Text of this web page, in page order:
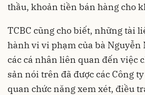
thầu, khoản tiền bán hàng cho
TCBC cũng cho biết, những tài
hành vi vi phạm của bà Nguyễn
các cá nhân liên quan đến việc
sản nói trên đã được các Công
quan chức năng xem xét, điều